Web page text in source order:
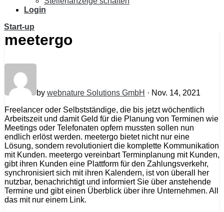
Login
Start-up
meetergo
by webnature Solutions GmbH · Nov. 14, 2021
Freelancer oder Selbstständige, die bis jetzt wöchentlich
Arbeitszeit und damit Geld für die Planung von Terminen wie
Meetings oder Telefonaten opfern mussten sollen nun
endlich erlöst werden. meetergo bietet nicht nur eine
Lösung, sondern revolutioniert die komplette Kommunikation
mit Kunden. meetergo vereinbart Terminplanung mit Kunden,
gibt ihren Kunden eine Plattform für den Zahlungsverkehr,
synchronisiert sich mit ihren Kalendern, ist von überall her
nutzbar, benachrichtigt und informiert Sie über anstehende
Termine und gibt einen Überblick über ihre Unternehmen. All
das mit nur einem Link.